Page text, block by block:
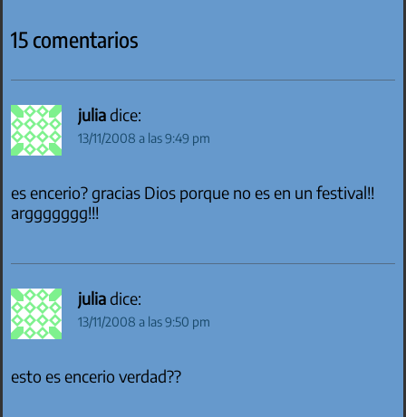
15 comentarios
juliadice:
13/11/2008 a las 9:49 pm
es encerio? gracias Dios porque no es en un festival!!
arggggggg!!!
juliadice:
13/11/2008 a las 9:50 pm
esto es encerio verdad??